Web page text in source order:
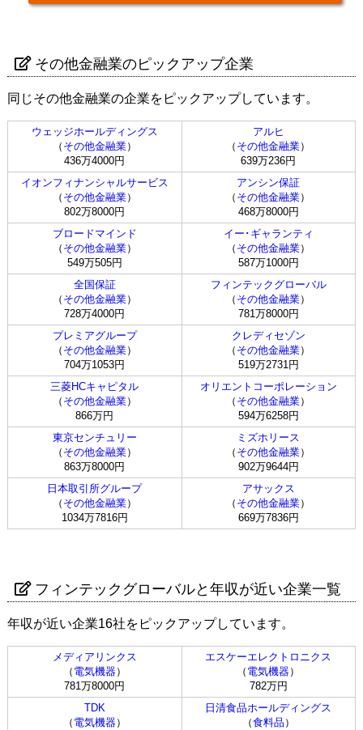
その他金融業のピックアップ企業
同じその他金融業の企業をピックアップしています。
ウェッジホールディングス
（ その他金融業）
436万4000円
アルヒ
（ その他金融業）
639万236円
イオンフィナンシャルサービス
（ その他金融業）
802万8000円
アンシン保証
（ その他金融業）
468万8000円
ブロードマインド
（ その他金融業）
549万505円
イー･ギャランティ
（ その他金融業）
587万1000円
全国保証
（ その他金融業）
728万4000円
フィンテックグローバル
（ その他金融業）
781万8000円
プレミアグループ
（ その他金融業）
704万1053円
クレディセゾン
（ その他金融業）
519万2731円
三菱HCキャピタル
（ その他金融業）
866万円
オリエントコーポレーション
（ その他金融業）
594万6258円
東京センチュリー
（ その他金融業）
863万8000円
ミズホリース
（ その他金融業）
902万9644円
日本取引所グループ
（ その他金融業）
1034万7816円
アサックス
（ その他金融業）
669万7836円
フィンテックグローバルと年収が近い企業一覧
年収が近い企業16社をピックアップしています。
メディアリンクス
（ 電気機器）
781万8000円
エスケーエレクトロニクス
（ 電気機器）
782万円
TDK
（ 電気機器）
日清食品ホールディングス
（食料品 ）